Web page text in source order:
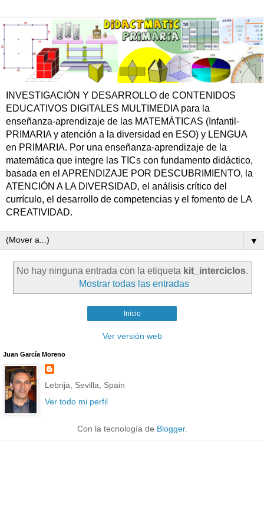
INVESTIGACIÓN Y DESARROLLO de CONTENIDOS
EDUCATIVOS DIGITALES MULTIMEDIA para la
enseñanza-aprendizaje de las MATEMÁTICAS (Infantil-
PRIMARIA y atención a la diversidad en ESO) y LENGUA
en PRIMARIA. Por una enseñanza-aprendizaje de la
matemática que integre las TICs con fundamento didáctico,
basada en el APRENDIZAJE POR DESCUBRIMIENTO, la
ATENCIÓN A LA DIVERSIDAD, el análisis crítico del
currículo, el desarrollo de competencias y el fomento de LA
CREATIVIDAD.
▼
No hay ninguna entrada con la etiqueta kit_interciclos.
Mostrar todas las entradas
Inicio
Ver versión web
Juan García Moreno
Lebrija, Sevilla, Spain
Ver todo mi perfil
Con la tecnología de Blogger.